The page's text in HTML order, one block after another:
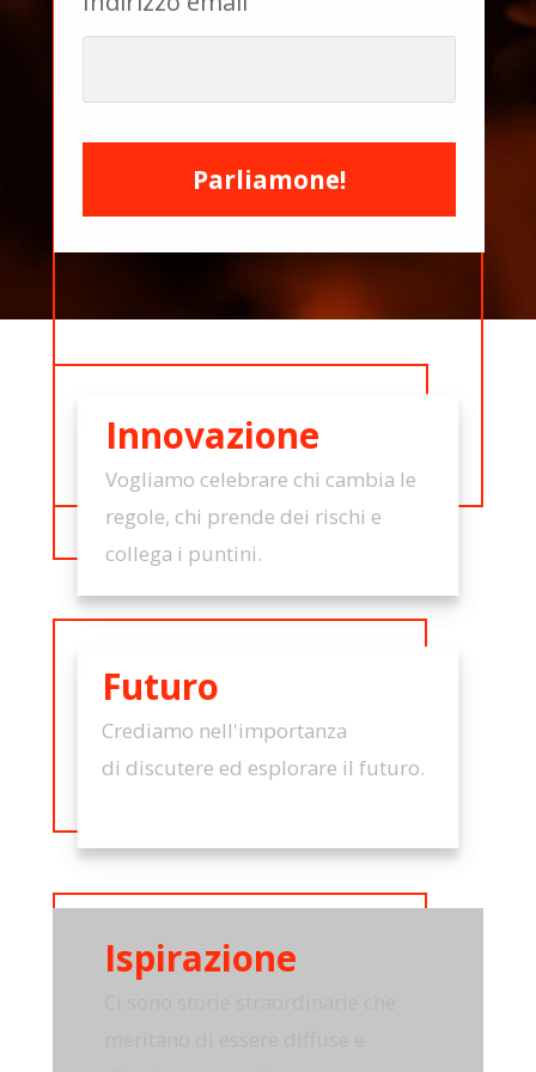
Parliamone!
Innovazione
Futuro
Vogliamo celebrare chi cambia le
regole, chi prende dei rischi e
collega i puntini.
Crediamo nell'importanza
di discutere ed esplorare il futuro.
Ispirazione